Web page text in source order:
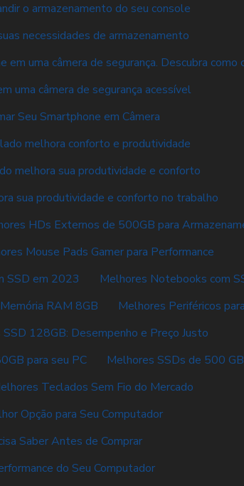
o armazenamento do seu console
necessidades de armazenamento
uma câmera de segurança. Descubra como
uma câmera de segurança acessível
Seu Smartphone em Câmera
melhora conforto e produtividade
melhora sua produtividade e conforto
sua produtividade e conforto no trabalho
HDs Externos de 500GB para
Mouse Pads Gamer para Performance
SSD em 2023
Melhores Notebooks com
RAM 8GB
Melhores Periféricos
128GB: Desempenho e Preço Justo
para seu PC
Melhores SSDs de 500
Teclados Sem Fio do Mercado
Opção para Seu Computador
Saber Antes de Comprar
do Seu Computador